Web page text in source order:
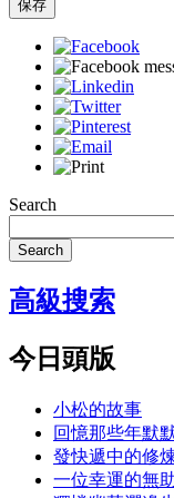
保存
Search
Search
高級搜索
今日頭版
小松的故事
回憶那些年默
發快遞中的修
一位幸運的無